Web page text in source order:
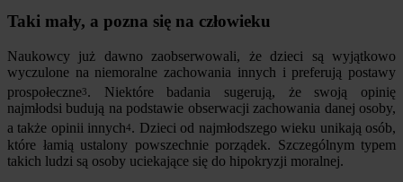
Taki mały, a pozna się na człowieku
Naukowcy już dawno zaobserwowali, że dzieci są wyjątkowo
wyczulone na niemoralne zachowania innych i preferują postawy
prospołeczne3. Niektóre badania sugerują, że swoją opinię
najmłodsi budują na podstawie obserwacji zachowania danej osoby,
a także opinii innych4. Dzieci od najmłodszego wieku unikają osób,
które łamią ustalony powszechnie porządek. Szczególnym typem
takich ludzi są osoby uciekające się do hipokryzji moralnej.